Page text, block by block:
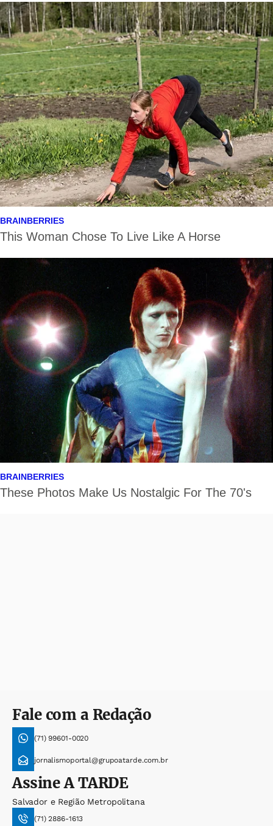
Fale com a Redação
(71) 99601-0020
jornalismoportal@grupoatarde.com.br
AssineA TARDE
Salvador e Região Metropolitana
(71) 2886-1613